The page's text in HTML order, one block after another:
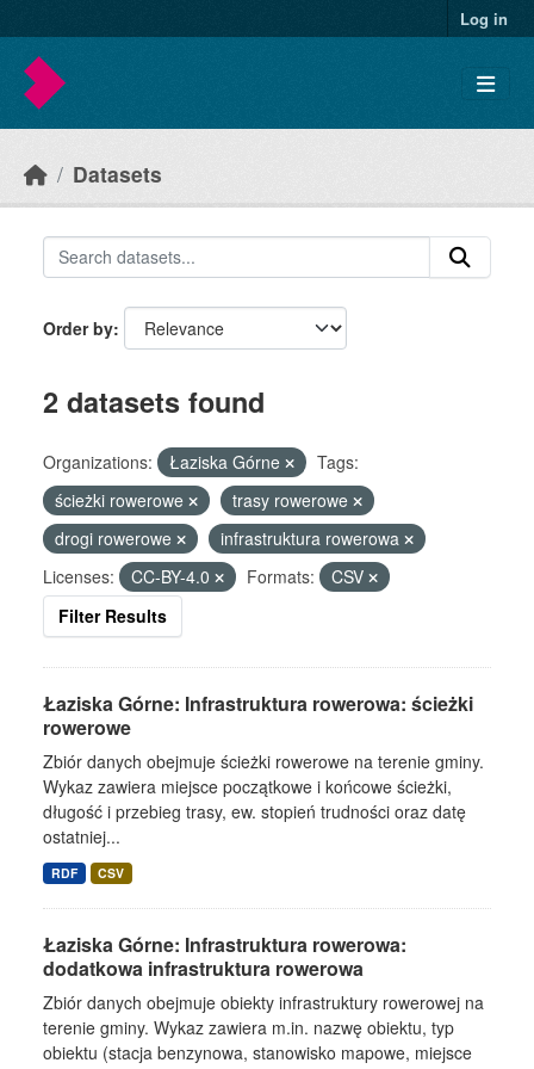
Log in
Datasets
Order by
2 datasets found
Organizations: Łaziska Górne
Tags:
ścieżki rowerowe
trasy rowerowe
drogi rowerowe
infrastruktura rowerowa
Licenses:
CC-BY-4.0 Formats:
CSV
Filter Results
Łaziska Górne: Infrastruktura rowerowa: ścieżki
rowerowe
Zbiór danych obejmuje ścieżki rowerowe na terenie gminy.
Wykaz zawiera miejsce początkowe i końcowe ścieżki,
długość i przebieg trasy, ew. stopień trudności oraz datę
ostatniej...
RDF CSV
Łaziska Górne: Infrastruktura rowerowa:
dodatkowa infrastruktura rowerowa
Zbiór danych obejmuje obiekty infrastruktury rowerowej na
terenie gminy. Wykaz zawiera m.in. nazwę obiektu, typ
obiektu (stacja benzynowa, stanowisko mapowe, miejsce